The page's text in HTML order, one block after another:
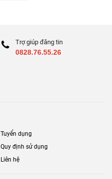
Trợ giúp đăng tin
0828.76.55.26
Tuyển dụng
Quy định sử dụng
Liên hệ